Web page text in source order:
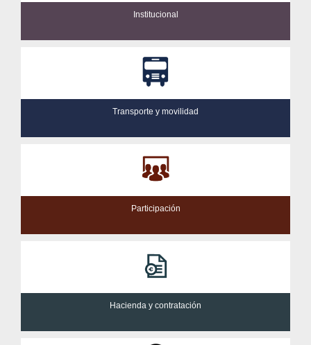
Institucional
Transporte y movilidad
Participación
Hacienda y contratación